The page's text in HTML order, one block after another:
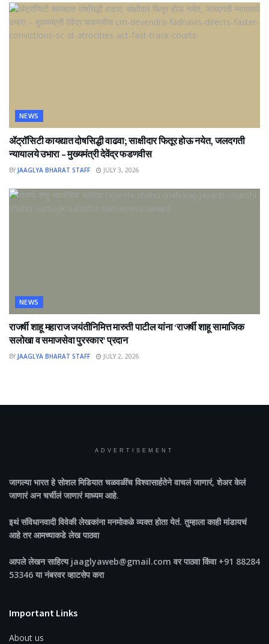
NEWS
ॲट्रॉसिटी कायद्यात दोषसिद्धी वाढवा; साक्षीदार फितूर होऊ नयेत, जलदगती
न्यायालये उभारा – मुख्यमंत्री देवेंद्र फडणवीस
BY JAAGLYA BHARAT STAFF JULY 3, 2026
NEWS
राजर्षी शाहू महाराज जयंतीनिमित्त मारुती पाटील यांना ‘राजर्षी शाहू सामाजिक
सलोखा व समाजसेवा पुरस्कार’ प्रदान
BY JAAGLYA BHARAT STAFF JULY 2, 2026
ADVERTISEMENT
जागल्या भारतहे सोशल मिडियात चळवळींच विश्वासार्हतेने वाचलं जाणारं, शेअर केलं
जाणारं अन चर्चीलं जाणारं माध्यम आहे.
इथं संविधानवादी विवेकी लेखकांना मनमोकळे व्यक्त होता येतं. तुम्हाला काही मांडायचं
आहे तर आमच्याकडे लेख पाठवा
आपले लेखन साहित्य jaaglyaweb@gmail.com वर पाठवा किंवा +91 88284
53346 या नंबरवर व्हाटसेप करा
Important Links
About us